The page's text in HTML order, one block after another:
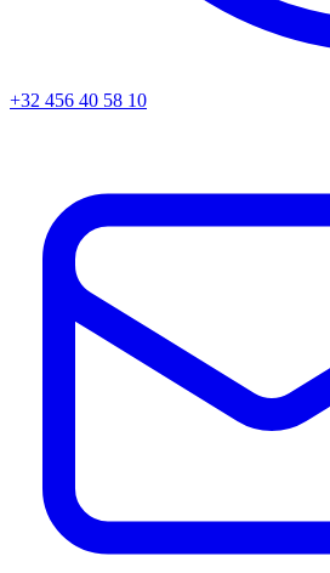
+32 456 40 58 10